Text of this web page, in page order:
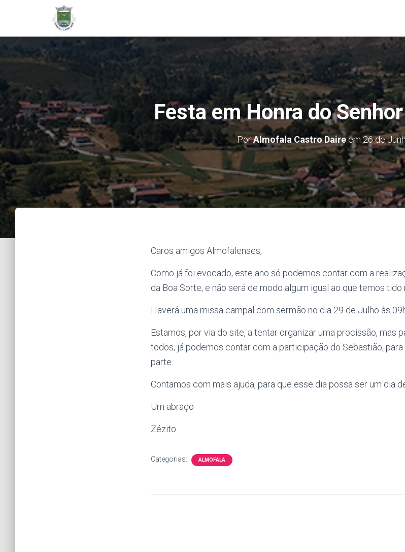
Festa em Honra do
PorAlmofala Castro Daireem26 de
Caros amigos Almofalenses,
Como já foi evocado, este ano só podemos contar com a
da Boa Sorte, e não será de modo algum igual ao que temos tido
Haverá uma missa campal com sermão no dia 29 de Julho às
Estamos, por via do site, a tentar organizar uma procissão, mas
todos, já podemos contar com a participação do Sebastião, para
parte.
Contamos com mais ajuda, para que esse dia possa ser um dia
Um abraço
Zézito
Categorias: ALMOFALA